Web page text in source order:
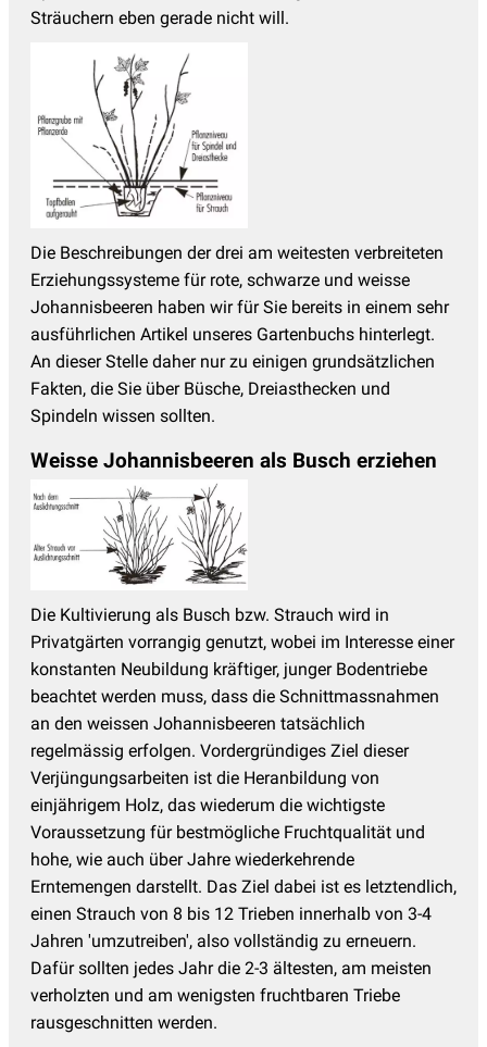
Sträuchern eben gerade nicht will.
Die Beschreibungen der drei am weitesten verbreiteten
Erziehungssysteme für rote, schwarze und weisse
Johannisbeeren haben wir für Sie bereits in einem sehr
ausführlichen Artikel unseres Gartenbuchs hinterlegt.
An dieser Stelle daher nur zu einigen grundsätzlichen
Fakten, die Sie über Büsche, Dreiasthecken und
Spindeln wissen sollten.
Weisse Johannisbeeren als Busch erziehen
Die Kultivierung als Busch bzw. Strauch wird in
Privatgärten vorrangig genutzt, wobei im Interesse einer
konstanten Neubildung kräftiger, junger Bodentriebe
beachtet werden muss, dass die Schnittmassnahmen
an den weissen Johannisbeeren tatsächlich
regelmässig erfolgen. Vordergründiges Ziel dieser
Verjüngungsarbeiten ist die Heranbildung von
einjährigem Holz, das wiederum die wichtigste
Voraussetzung für bestmögliche Fruchtqualität und
hohe, wie auch über Jahre wiederkehrende
Erntemengen darstellt. Das Ziel dabei ist es letztendlich,
einen Strauch von 8 bis 12 Trieben innerhalb von 3-4
Jahren 'umzutreiben', also vollständig zu erneuern.
Dafür sollten jedes Jahr die 2-3 ältesten, am meisten
verholzten und am wenigsten fruchtbaren Triebe
rausgeschnitten werden.